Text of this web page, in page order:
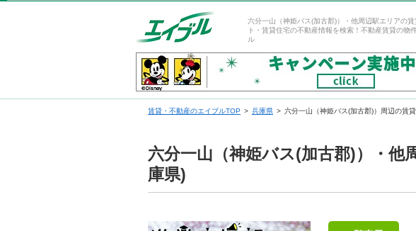
六分一山（神姫バス(加古郡)）・他周辺駅エリアの
ト・賃貸住宅の不動産情報を検索！不動産賃貸の物
ル
賃貸・不動産のエイブルTOP 兵庫県 六分一山（神姫バス(加古郡)）周辺の賃
六分一山（神姫バス(加古郡)）・
庫県)